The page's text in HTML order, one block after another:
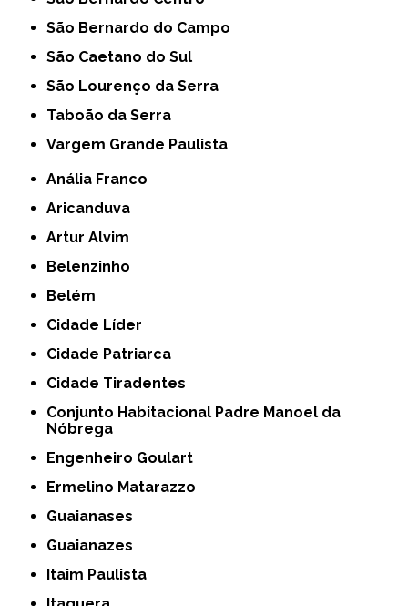
São Bernardo do Campo
São Caetano do Sul
São Lourenço da Serra
Taboão da Serra
Vargem Grande Paulista
Anália Franco
Aricanduva
Artur Alvim
Belenzinho
Belém
Cidade Líder
Cidade Patriarca
Cidade Tiradentes
Conjunto Habitacional Padre Manoel da
Nóbrega
Engenheiro Goulart
Ermelino Matarazzo
Guaianases
Guaianazes
Itaim Paulista